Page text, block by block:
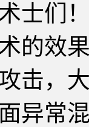
士们
的效
，大
异常